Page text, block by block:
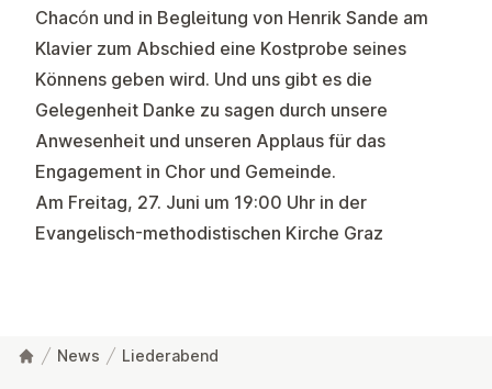
Chacón und in Begleitung von Henrik Sande am
Klavier zum Abschied eine Kostprobe seines
Könnens geben wird. Und uns gibt es die
Gelegenheit Danke zu sagen durch unsere
Anwesenheit und unseren Applaus für das
Engagement in Chor und Gemeinde.
Am Freitag, 27. Juni um 19:00 Uhr in der
Evangelisch-methodistischen Kirche Graz
News Liederabend